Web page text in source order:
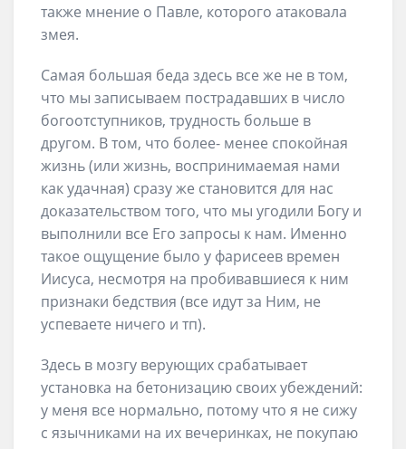
также мнение о Павле, которого атаковала
змея.
Самая большая беда здесь все же не в том,
что мы записываем пострадавших в число
богоотступников, трудность больше в
другом. В том, что более- менее спокойная
жизнь (или жизнь, воспринимаемая нами
как удачная) сразу же становится для нас
доказательством того, что мы угодили Богу и
выполнили все Его запросы к нам. Именно
такое ощущение было у фарисеев времен
Иисуса, несмотря на пробивавшиеся к ним
признаки бедствия (все идут за Ним, не
успеваете ничего и тп).
Здесь в мозгу верующих срабатывает
установка на бетонизацию своих убеждений:
у меня все нормально, потому что я не сижу
с язычниками на их вечеринках, не покупаю